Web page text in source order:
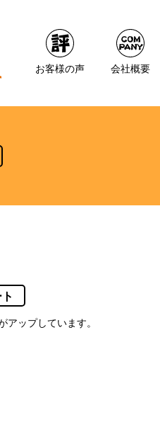
お客様の声 会社概要
アップしています。